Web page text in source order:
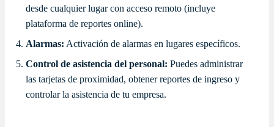
desde cualquier lugar con acceso remoto (incluye
plataforma de reportes online).
Alarmas: Activación de alarmas en lugares específicos.
Control de asistencia del personal: Puedes administrar
las tarjetas de proximidad, obtener reportes de ingreso y
controlar la asistencia de tu empresa.